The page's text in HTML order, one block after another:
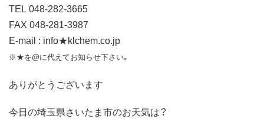
TEL 048-282-3665
FAX 048-281-3987
E-mail : info★klchem.co.jp
※★を@に代えてお知らせ下さい。
ありがとうございます
今日の埼玉県さいたま市のお天気は？